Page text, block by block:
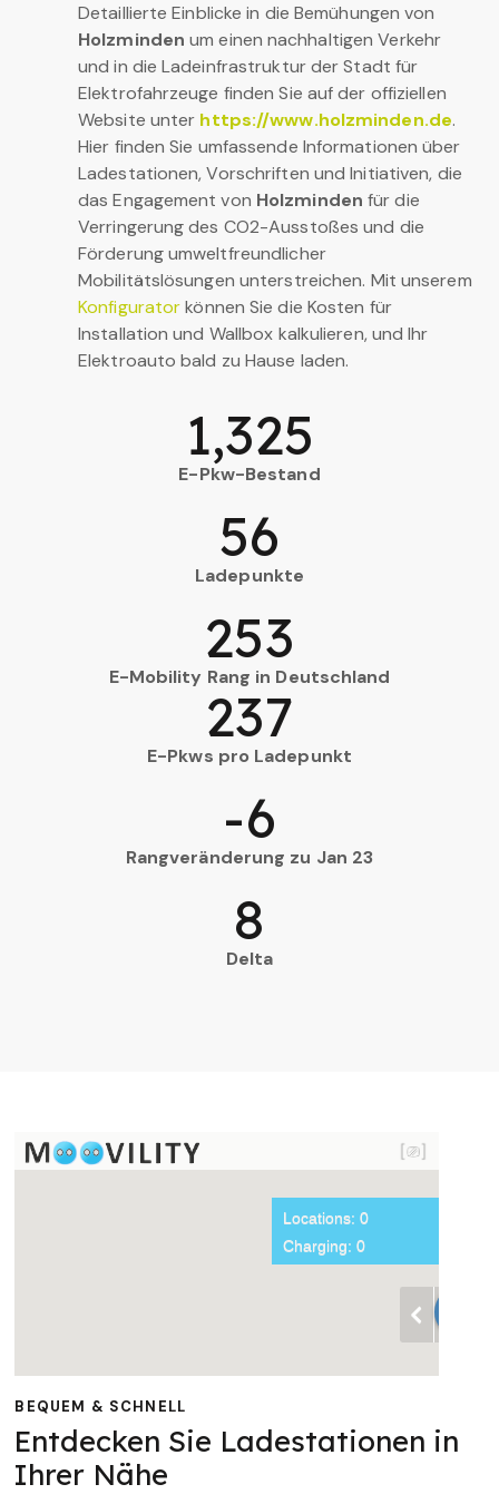
Detaillierte Einblicke in die Bemühungen von
Holzminden um einen nachhaltigen Verkehr
und in die Ladeinfrastruktur der Stadt für
Elektrofahrzeuge finden Sie auf der offiziellen
Website unter https://www.holzminden.de.
Hier finden Sie umfassende Informationen über
Ladestationen, Vorschriften und Initiativen, die
das Engagement von Holzminden für die
Verringerung des CO2-Ausstoßes und die
Förderung umweltfreundlicher
Mobilitätslösungen unterstreichen. Mit unserem
Konfiguratorkönnen Sie die Kosten für
Installation und Wallbox kalkulieren, und Ihr
Elektroauto bald zu Hause laden.
E-Pkw-Bestand
1,325
Ladepunkte
56
E-Mobility Rang in Deutschland
253
E-Pkws pro Ladepunkt
237
Rangveränderung zu Jan 23
-6
Delta
8
BEQUEM & SCHNELL
Entdecken Sie Ladestationen in
Ihrer Nähe